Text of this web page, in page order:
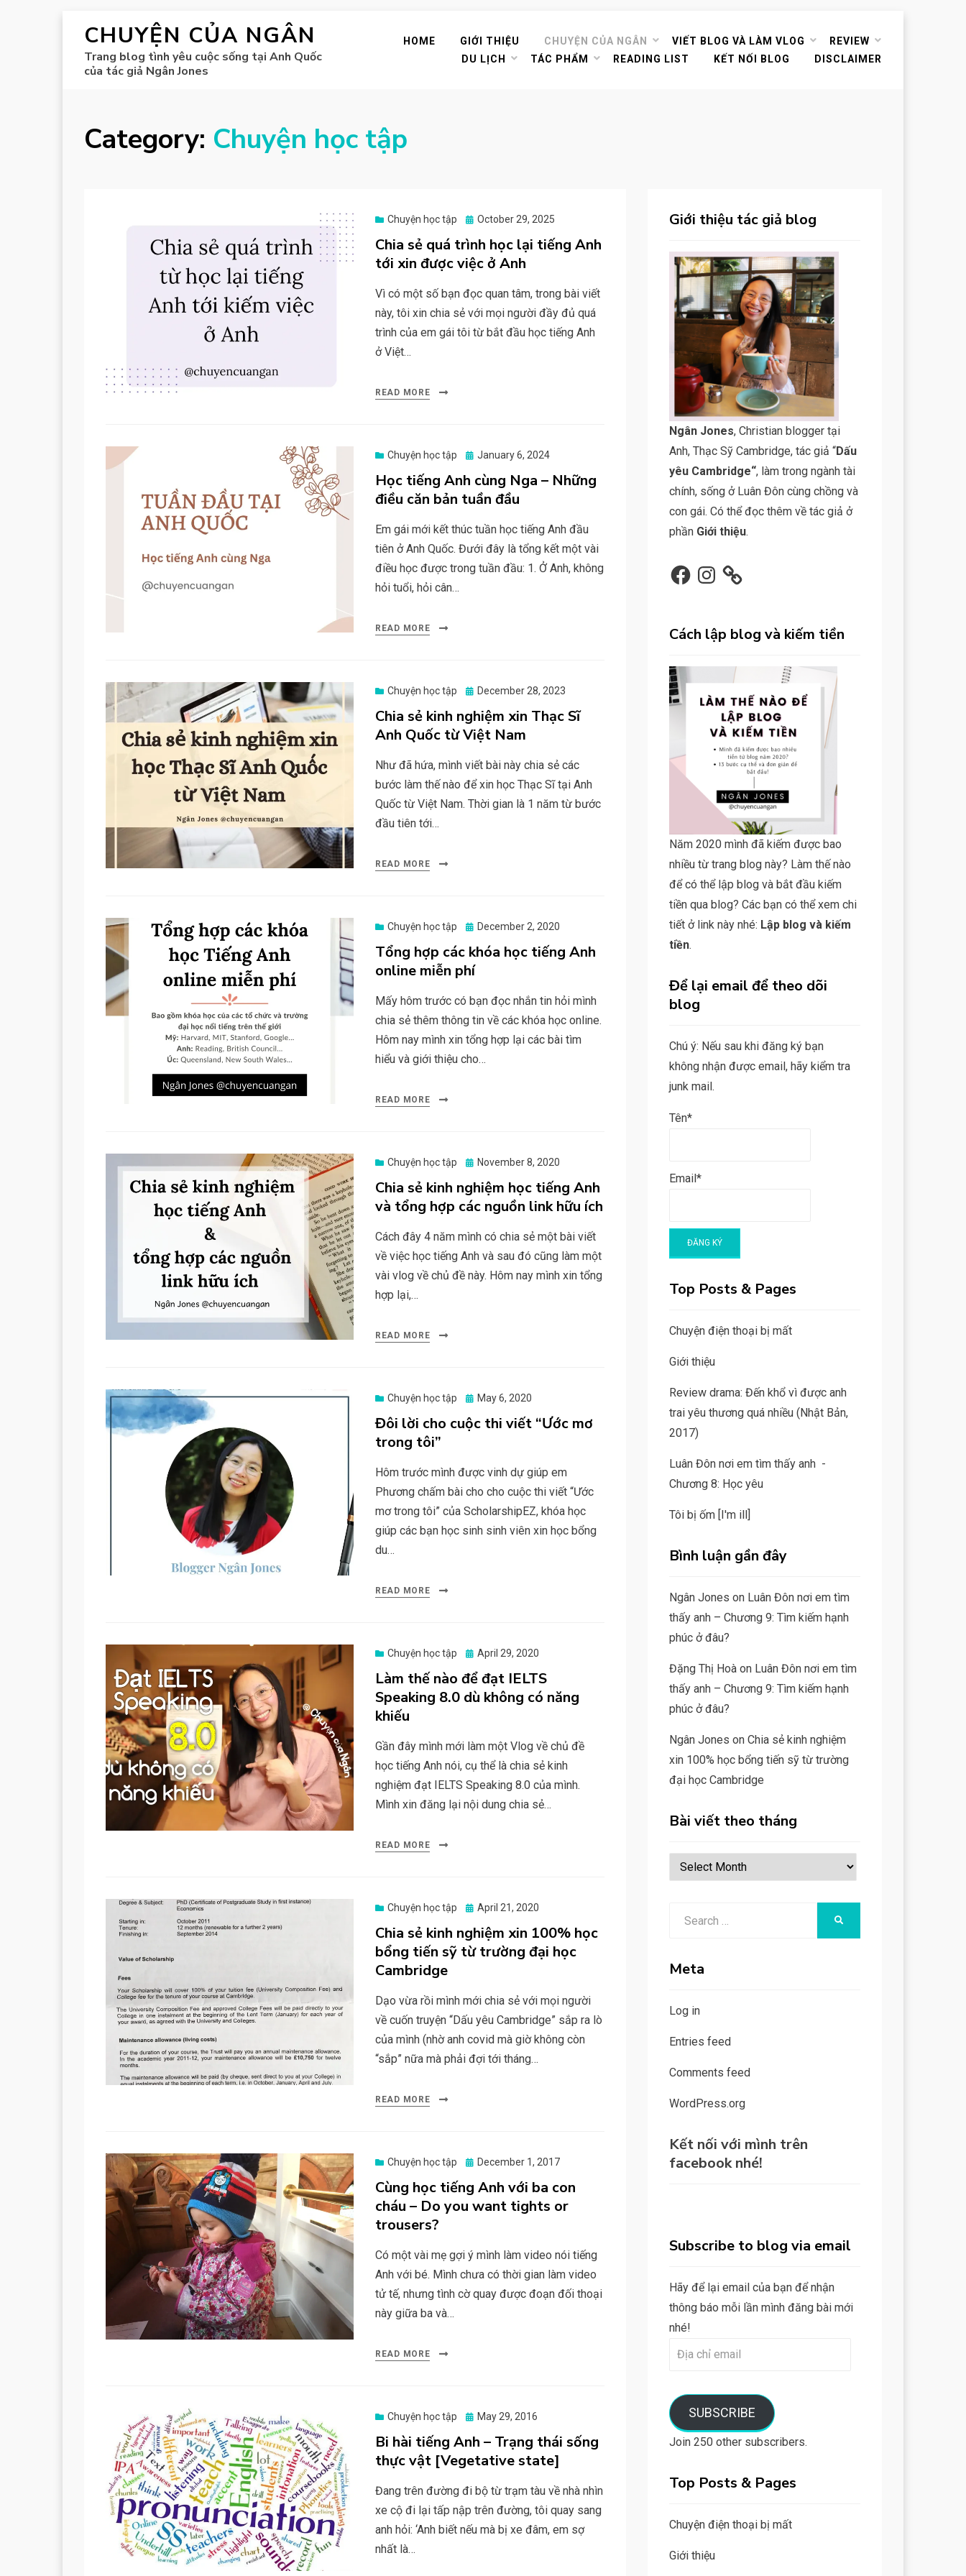
CHUYỆN CỦA NGÂN
Trang blog tình yêu cuộc sống tại Anh Quốc
của tác giả Ngân Jones
HOME GIỚI THIỆU CHUYỆN CỦA NGÂN VIẾT BLOG VÀ LÀM VLOG
REVIEW
DU LỊCH
TÁC PHẨM READING LIST KẾT NỐI BLOG DISCLAIMER
Category: Chuyện học tập
Chuyện học tập
Posted
on
October 29, 2025
Chia sẻ quá trình học lại tiếng Anh
tới xin được việc ở Anh
Vì có một số bạn đọc quan tâm, trong bài viết
này, tôi xin chia sẻ với mọi người đầy đủ quá
trình của em gái tôi từ bắt đầu học tiếng Anh
ở Việt…
READ MORE
Chuyện học tập
Posted
January 6, 2024
Học tiếng Anh cùng Nga – Những
điều căn bản tuần đầu
Em gái mới kết thúc tuần học tiếng Anh đầu
tiên ở Anh Quốc. Đưới đây là tổng kết một vài
điều học được trong tuần đầu: 1. Ở Anh, không
hỏi tuổi, hỏi cân…
READ MORE
Chuyện học tập
Posted
December 28, 2023
Chia sẻ kinh nghiệm xin Thạc Sĩ
Anh Quốc từ Việt Nam
Như đã hứa, mình viết bài này chia sẻ các
bước làm thế nào để xin học Thạc Sĩ tại Anh
Quốc từ Việt Nam. Thời gian là 1 năm từ bước
đầu tiên tới…
READ MORE
Chuyện học tập
Posted
December 2, 2020
Tổng hợp các khóa học tiếng Anh
online miễn phí
Mấy hôm trước có bạn đọc nhắn tin hỏi mình
chia sẻ thêm thông tin về các khóa học online.
Hôm nay mình xin tổng hợp lại các bài tìm
hiểu và giới thiệu cho…
READ MORE
Chuyện học tập
Posted
November 8, 2020
Chia sẻ kinh nghiệm học tiếng Anh
và tổng hợp các nguồn link hữu ích
Cách đây 4 năm mình có chia sẻ một bài viết
về việc học tiếng Anh và sau đó cũng làm một
vài vlog về chủ đề này. Hôm nay mình xin tổng
hợp lại,…
READ MORE
Chuyện học tập
Posted
on
May 6, 2020
Đôi lời cho cuộc thi viết “Ước mơ
trong tôi”
Hôm trước mình được vinh dự giúp em
Phương chấm bài cho cho cuộc thi viết “Ước
mơ trong tôi” của ScholarshipEZ, khóa học
giúp các bạn học sinh sinh viên xin học bổng
du…
READ MORE
Chuyện học tập
Posted
on
April 29, 2020
Làm thế nào để đạt IELTS
Speaking 8.0 dù không có năng
khiếu
Gần đây mình mới làm một Vlog về chủ đề
học tiếng Anh nói, cụ thể là chia sẻ kinh
nghiệm đạt IELTS Speaking 8.0 của mình.
Mình xin đăng lại nội dung chia sẻ…
READ MORE
Chuyện học tập
Posted
April 21, 2020
Chia sẻ kinh nghiệm xin 100% học
bổng tiến sỹ từ trường đại học
Cambridge
Dạo vừa rồi mình mới chia sẻ với mọi người
về cuốn truyện “Dấu yêu Cambridge” sắp ra lò
của mình (nhờ anh covid mà giờ không còn
“sắp” nữa mà phải đợi tới tháng…
READ MORE
Chuyện học tập
Posted
December 1, 2017
Cùng học tiếng Anh với ba con
cháu – Do you want tights or
trousers?
Có một vài mẹ gợi ý mình làm video nói tiếng
Anh với bé. Mình chưa có thời gian làm video
tử tế, nhưng tình cờ quay được đoạn đối thoại
này giữa ba và…
READ MORE
Chuyện học tập
Posted
May 29, 2016
Bi hài tiếng Anh – Trạng thái sống
thực vật [Vegetative state]
Đang trên đường đi bộ từ trạm tàu về nhà nhìn
xe cộ đi lại tấp nập trên đường, tôi quay sang
anh hỏi: ‘Anh biết nếu mà bị xe đâm, em sợ
nhất là…
Giới thiệu tác giả blog
Ngân Jones, Christian blogger tại
Anh, Thạc Sỹ Cambridge, tác giả “Dấu
yêu Cambridge“, làm trong ngành tài
chính, sống ở Luân Đôn cùng chồng và
con gái. Có thể đọc thêm về tác giả ở
phần Giới thiệu.
FacebookInstagram
Cách lập blog và kiếm tiền
Năm 2020 mình đã kiếm được bao
nhiều từ trang blog này? Làm thế nào
để có thể lập blog và bắt đầu kiếm
tiền qua blog? Các bạn có thể xem chi
tiết ở link này nhé: Lập blog và kiếm
tiền.
Để lại email để theo dõi
blog
Chú ý: Nếu sau khi đăng ký bạn
không nhận được email, hãy kiểm tra
junk mail.
Tên*
Email*
Top Posts & Pages
Chuyện điện thoại bị mất
Giới thiệu
Review drama: Đến khổ vì được anh
trai yêu thương quá nhiều (Nhật Bản,
2017)
Luân Đôn nơi em tìm thấy anh -
Chương 8: Học yêu
Tôi bị ốm [I'm ill]
Bình luận gần đây
Ngân Jones on Luân Đôn nơi em tìm
thấy anh – Chương 9: Tìm kiếm hạnh
phúc ở đâu?
Đặng Thị Hoàon Luân Đôn nơi em tìm
thấy anh – Chương 9: Tìm kiếm hạnh
phúc ở đâu?
Ngân Jones on Chia sẻ kinh nghiệm
xin 100% học bổng tiến sỹ từ trường
đại học Cambridge
Bài viết theo tháng
Bài
viết
tháng
Meta
Log in
Entries feed
Comments feed
WordPress.org
Kết nối với mình trên
facebook nhé!
Subscribe to blog via email
Hãy để lại email của bạn để nhận
thông báo mỗi lần mình đăng bài mới
nhé!
Địa
SUBSCRIBE
Join 250 other subscribers.
Top Posts & Pages
Chuyện điện thoại bị mất
Giới thiệu